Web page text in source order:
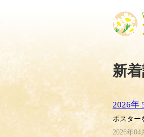
新
2026年
ポスター
2026年04